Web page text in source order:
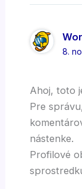
8.
Ahoj, toto
Pre
nástenke.
Profilové